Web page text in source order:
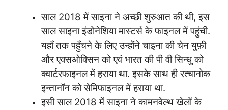
साल 2018 में साइना ने अच्छी शुरुआत की थी, इस
साल साइना इंडोनेशिया मास्टर्स के फाइनल में पहुंची.
यहाँ तक पहुँचने के लिए उन्होंने चाइना की चेन युफ़ी
और एक्सओक्सिन को एवं भारत की पी वी सिन्धु को
क्वार्टरफाइनल में हराया था. इसके साथ ही रत्चानोक
इन्तानॉन को सेमिफाइनल में हराया था.
इसी साल 2018 में साइना ने कामनवेल्थ खेलों के